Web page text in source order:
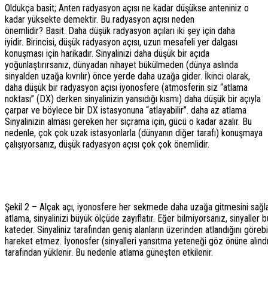
Oldukça basit; Anten radyasyon açısı ne kadar düşükse anteniniz o
kadar yüksekte demektir. Bu radyasyon açısı neden
önemlidir? Basit. Daha düşük radyasyon açıları iki şey için daha
iyidir. Birincisi, düşük radyasyon açısı, uzun mesafeli yer dalgası
konuşması için harikadır. Sinyalinizi daha düşük bir açıda
yoğunlaştırırsanız, dünyadan nihayet bükülmeden (dünya aslında
sinyalden uzağa kıvrılır) önce yerde daha uzağa gider. İkinci olarak,
daha düşük bir radyasyon açısı iyonosfere (atmosferin siz “atlama
noktası” (DX) derken sinyalinizin yansıdığı kısmı) daha düşük bir açıyla
çarpar ve böylece bir DX istasyonuna “atlayabilir”. daha az atlama
Sinyalinizin alması gereken her sıçrama için, gücü o kadar azalır. Bu
nedenle, çok çok uzak istasyonlarla (dünyanın diğer tarafı) konuşmaya
çalışıyorsanız, düşük radyasyon açısı çok çok önemlidir.
Şekil 2 – Alçak açı, iyonosfere her sekmede daha uzağa gitmesini
atlama, sinyalinizi büyük ölçüde zayıflatır. Eğer bilmiyorsanız, sinyaller
kateder. Sinyaliniz tarafından geniş alanların üzerinden atlandığını
hareket etmez. İyonosfer (sinyalleri yansıtma yeteneği göz önüne
tarafından yüklenir. Bu nedenle atlama güneşten etkilenir.